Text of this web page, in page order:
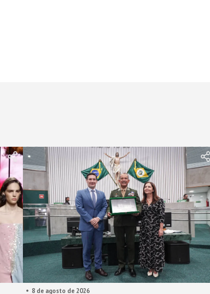
8 de agosto de 2026